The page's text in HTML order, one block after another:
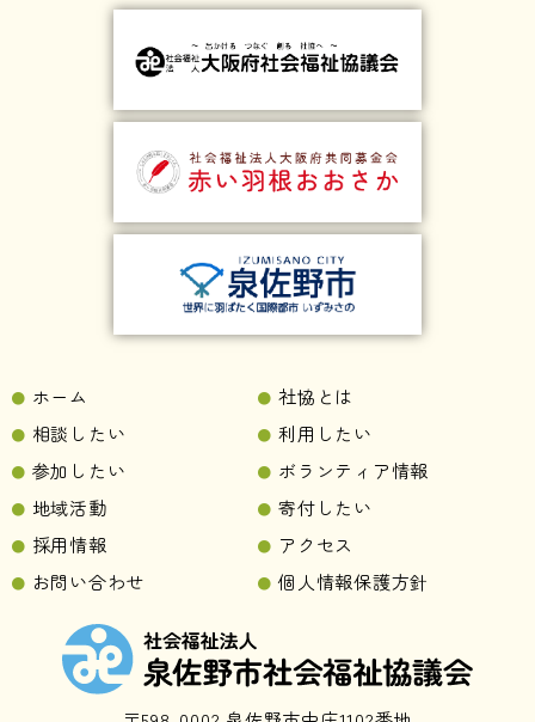
ホーム
社協とは
相談したい
利用したい
参加したい
ボランティア情報
地域活動
寄付したい
採用情報
アクセス
お問い合わせ
個人情報保護方針